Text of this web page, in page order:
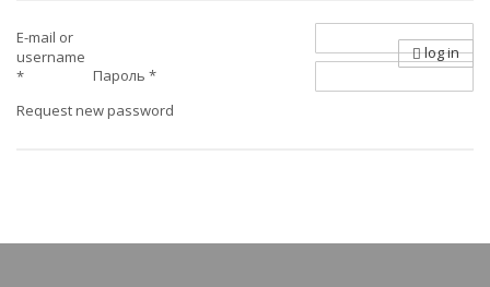
E-mail or
username
*
Пароль *
Request new password
log in